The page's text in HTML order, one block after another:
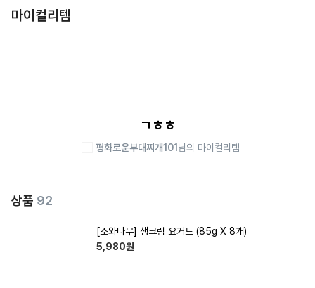
마이컬리템
ㄱㅎㅎ
평화로운부대찌개101 님의 마이컬리템
상품 92
[소와나무] 생크림 요거트 (85g X 8개)
5,980원